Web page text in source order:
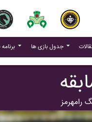
برنامه بازی ها جدول بازی ها
رامهرمز